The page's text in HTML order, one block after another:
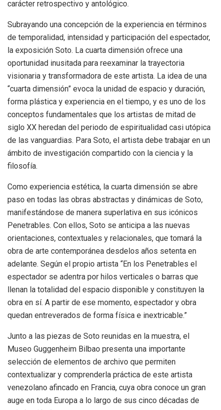
carácter retrospectivo y antológico.
Subrayando una concepción de la experiencia en términos
de temporalidad, intensidad y participación del espectador,
la exposición Soto. La cuarta dimensión ofrece una
oportunidad inusitada para reexaminar la trayectoria
visionaria y transformadora de este artista. La idea de una
“cuarta dimensión” evoca la unidad de espacio y duración,
forma plástica y experiencia en el tiempo, y es uno de los
conceptos fundamentales que los artistas de mitad de
siglo XX heredan del periodo de espiritualidad casi utópica
de las vanguardias. Para Soto, el artista debe trabajar en un
ámbito de investigación compartido con la ciencia y la
filosofía.
Como experiencia estética, la cuarta dimensión se abre
paso en todas las obras abstractas y dinámicas de Soto,
manifestándose de manera superlativa en sus icónicos
Penetrables. Con ellos, Soto se anticipa a las nuevas
orientaciones, contextuales y relacionales, que tomará la
obra de arte contemporánea desdelos años setenta en
adelante. Según el propio artista “En los Penetrables el
espectador se adentra por hilos verticales o barras que
llenan la totalidad del espacio disponible y constituyen la
obra en sí. A partir de ese momento, espectador y obra
quedan entreverados de forma física e inextricable.”
Junto a las piezas de Soto reunidas en la muestra, el
Museo Guggenheim Bilbao presenta una importante
selección de elementos de archivo que permiten
contextualizar y comprenderla práctica de este artista
venezolano afincado en Francia, cuya obra conoce un gran
auge en toda Europa a lo largo de sus cinco décadas de